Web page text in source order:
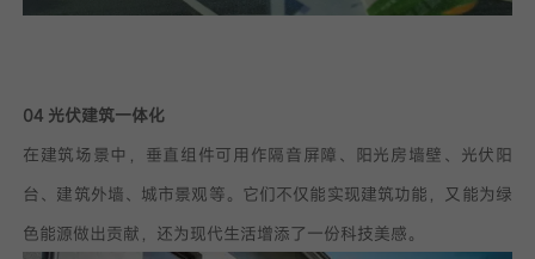
04 光伏建筑一体化
在建筑场景中，垂直组件可用作隔音屏障、阳光房墙壁、光伏阳
台、建筑外墙、城市景观等。它们不仅能实现建筑功能，又能为绿
色能源做出贡献，还为现代生活增添了一份科技美感。